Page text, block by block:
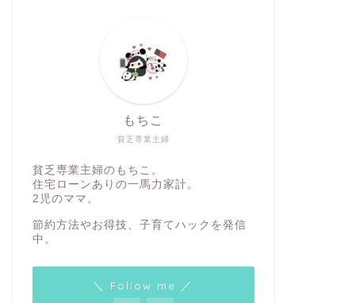
【7/13(月)深夜1:59まで】本気の
&最大1,500円OFFクーポン!
貧乏専業主婦
もちこ
貧乏専業主婦のもちこ。
住宅ローンありの一馬力家計。
2児のママ。
節約方法やお得技、子育てハックを発信
中。
＼ Follow me ／